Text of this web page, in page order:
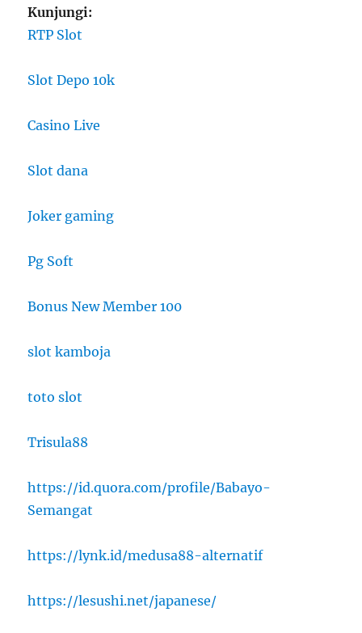
Kunjungi:
RTP Slot
Slot Depo 10k
Casino Live
Slot dana
Joker gaming
Pg Soft
Bonus New Member 100
slot kamboja
toto slot
Trisula88
https://id.quora.com/profile/Babayo-
Semangat
https://lynk.id/medusa88-alternatif
https://lesushi.net/japanese/